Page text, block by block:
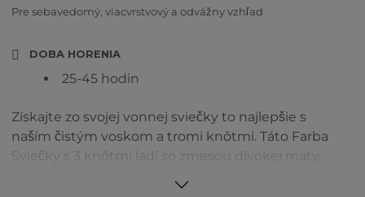
Pre sebavedomý, viacvrstvový a odvážny vzhľad
DOBA HORENIA
25-45 hodin
Získajte zo svojej vonnej sviečky to najlepšie s
naším čistým voskom a tromi knôtmi. Táto Farba
Sviečky s 3 knôtmi ladí so zmesou divokej mäty,